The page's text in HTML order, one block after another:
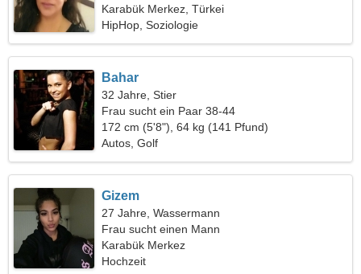
Karabük Merkez, Türkei
HipHop, Soziologie
Bahar
32 Jahre, Stier
Frau sucht ein Paar 38-44
172 cm (5'8"), 64 kg (141 Pfund)
Autos, Golf
Gizem
27 Jahre, Wassermann
Frau sucht einen Mann
Karabük Merkez
Hochzeit